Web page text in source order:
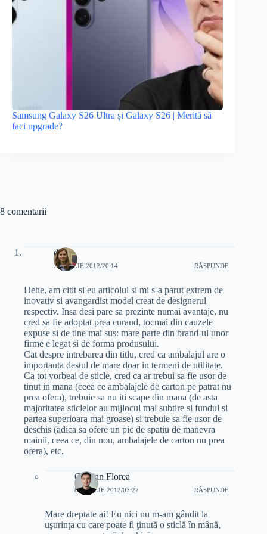
Samsung Galaxy S26 Ultra și Galaxy S26 | Merită să
faci upgrade?
8 comentarii
dana
7 APRILIE 2012/20:14 RĂSPUNDE
Hehe, am citit si eu articolul si mi s-a parut extrem de
inovativ si avangardist model creat de designerul
respectiv. Insa desi pare sa prezinte numai avantaje, nu
cred sa fie adoptat prea curand, tocmai din cauzele
expuse si de tine mai sus: mare parte din brand-ul unor
firme e legat si de forma produsului.
Cat despre intrebarea din titlu, cred ca ambalajul are o
importanta destul de mare doar in termeni de utilitate.
Ca tot vorbeai de sticle, cred ca ar trebui sa fie usor de
tinut in mana (ceea ce ambalajele de carton pe patrat nu
prea ofera), trebuie sa nu iti scape din mana (de asta
majoritatea sticlelor au mijlocul mai subtire si fundul si
partea superioara mai groase) si trebuie sa fie usor de
deschis (adica sa ofere un pic de spatiu de manevra
mainii, ceea ce, din nou, ambalajele de carton nu prea
ofera), etc.
Cristian Florea
8 APRILIE 2012/07:27 RĂSPUNDE
Mare dreptate ai! Eu nici nu m-am gândit la
uşurinţa cu care poate fi ţinută o sticlă în mână,